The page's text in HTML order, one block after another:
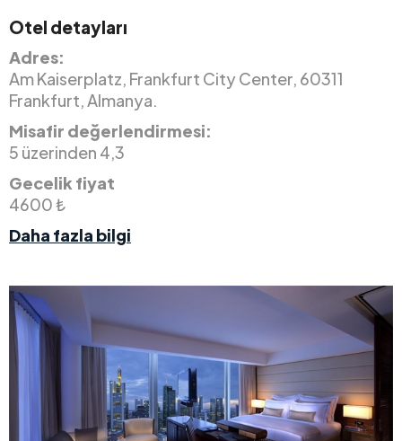
Otel detayları
Adres:
Am Kaiserplatz, Frankfurt City Center, 60311
Frankfurt, Almanya.
Misafir değerlendirmesi:
5 üzerinden 4,3
Gecelik fiyat
4600 ₺
Daha fazla bilgi